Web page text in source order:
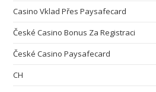
Casino Vklad Přes Paysafecard
České Casino Bonus Za Registraci
České Casino Paysafecard
CH